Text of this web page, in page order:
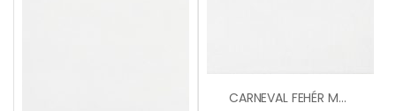
CARNEVAL FEHÉR MAT ZBK602